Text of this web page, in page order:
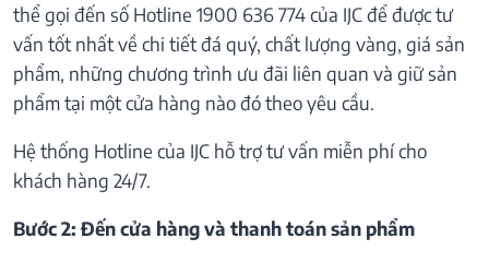
thể gọi đến số Hotline 1900 636 774 của IJC để được tư
vấn tốt nhất về chi tiết đá quý, chất lượng vàng, giá sản
phẩm, những chương trình ưu đãi liên quan và giữ sản
phẩm tại một cửa hàng nào đó theo yêu cầu.
Hệ thống Hotline của IJC hỗ trợ tư vấn miễn phí cho
khách hàng 24/7.
Bước 2: Đến cửa hàng và thanh toán sản phẩm